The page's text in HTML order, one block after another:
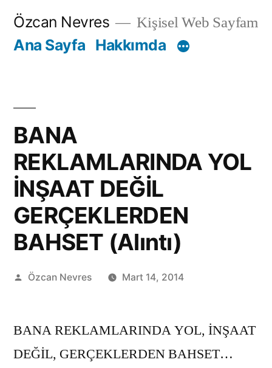
İçeriğe
Özcan Nevres Kişisel Web Sayfam
Ana Sayfa Hakkımda
BANA
REKLAMLARINDA YOL
İNŞAAT DEĞİL
GERÇEKLERDEN
BAHSET (Alıntı)
Gönderen:
Özcan Nevres Mart 14, 2014
BANA REKLAMLARINDA YOL, İNŞAAT
DEĞİL, GERÇEKLERDEN BAHSET…